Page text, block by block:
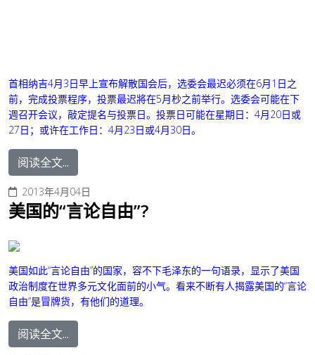
首相纳吉4月3日早上宣布解散国会后，选委会最迟必须在6月1日之
前，完成投票程序，投票最迟將在5月杪之前举行。选委会可能在下
週召开会议，敲定提名与投票日。投票日可能在星期日：4月20日或
27日；或许在工作日：4月23日或4月30日。
阅读全文...
2013年4月04日
美国的“言论自由”?
美国如此“言论自由”的国家，容不下毛泽东的一句语录，显示了美国
政治制度在世界多元文化面前的小气。看来不断有人揭露美国的“言论
自由”是冒牌货，有他们的道理。
阅读全文...